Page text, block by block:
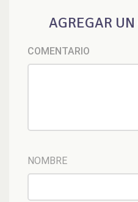
AGREGAR
COMENTARIO
NOMBRE